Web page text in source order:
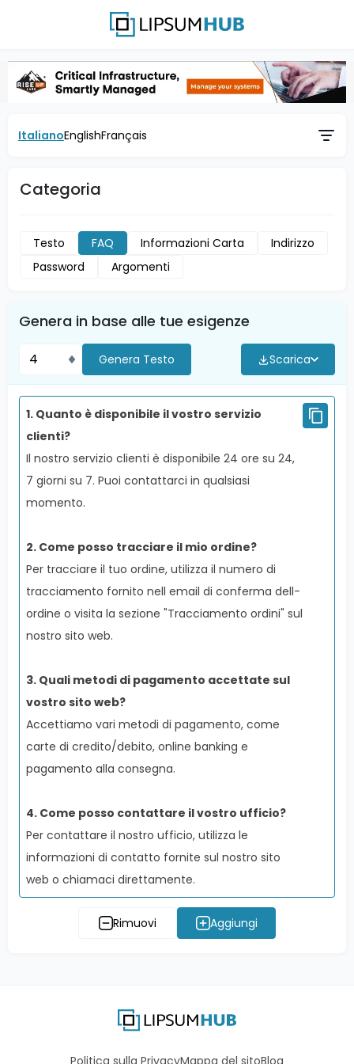
ItalianoEnglishFrançais
Categoria
Testo FAQ Informazioni Carta
Indirizzo
Password
Argomenti
Genera in base alle tue esigenze
Genera Testo Scarica
1. Quanto è disponibile il vostro servizio
clienti?
Il nostro servizio clienti è disponibile 24 ore su 24,
7 giorni su 7. Puoi contattarci in qualsiasi
momento.
2. Come posso tracciare il mio ordine?
Per tracciare il tuo ordine, utilizza il numero di
tracciamento fornito nell email di conferma dell-
ordine o visita la sezione "Tracciamento ordini" sul
nostro sito web.
3. Quali metodi di pagamento accettate sul
vostro sito web?
Accettiamo vari metodi di pagamento, come
carte di credito/debito, online banking e
pagamento alla consegna.
4. Come posso contattare il vostro ufficio?
Per contattare il nostro ufficio, utilizza le
informazioni di contatto fornite sul nostro sito
web o chiamaci direttamente.
Rimuovi Aggiungi